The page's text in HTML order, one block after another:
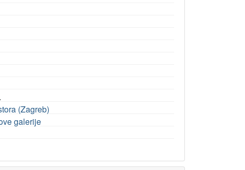
(Zagreb)
galerije